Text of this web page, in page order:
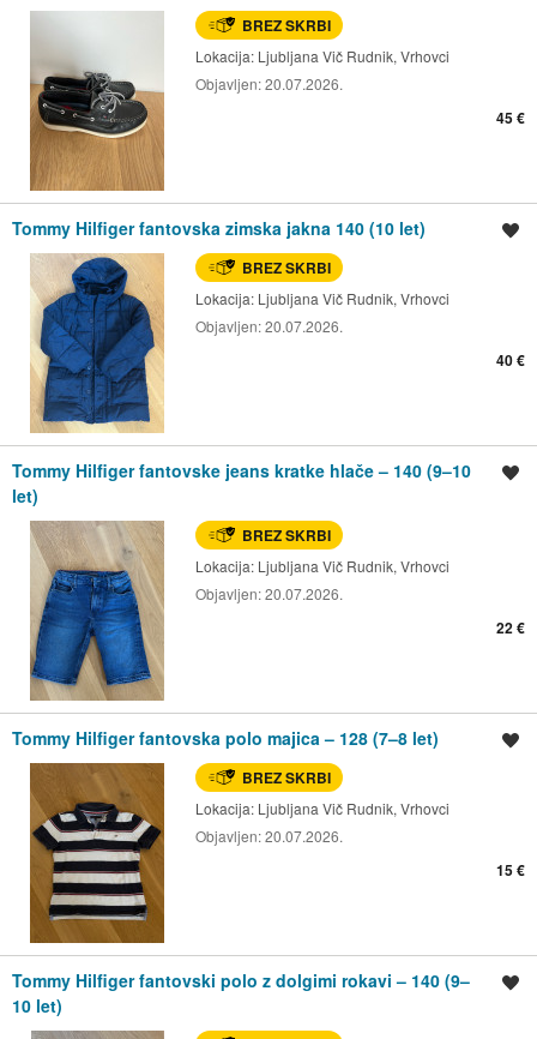
BREZ SKRBI
Lokacija: Ljubljana Vič Rudnik, Vrhovci
Objavljen:20.07.2026.
45 €
Tommy Hilfiger fantovska zimska jakna 140 (10 let)
BREZ SKRBI
Lokacija: Ljubljana Vič Rudnik, Vrhovci
Objavljen:20.07.2026.
40 €
Tommy Hilfiger fantovske jeans kratke hlače – 140 (9–10
let)
BREZ SKRBI
Lokacija: Ljubljana Vič Rudnik, Vrhovci
Objavljen:20.07.2026.
22 €
Tommy Hilfiger fantovska polo majica – 128 (7–8 let)
BREZ SKRBI
Lokacija: Ljubljana Vič Rudnik, Vrhovci
Objavljen:20.07.2026.
15 €
Tommy Hilfiger fantovski polo z dolgimi rokavi – 140 (9–
10 let)